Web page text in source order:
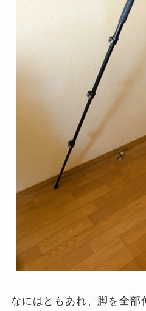
なにはともあれ、脚を全部